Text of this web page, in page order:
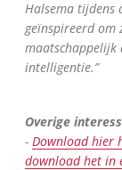
Halsema tijdens
geïnspireerd om
maatschappelijk
intelligentie.”
Overige
- Download hier
download het in